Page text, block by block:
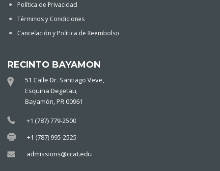
Política de Privacidad
Términos y Condiciones
Cancelación y Política de Reembolso
RECINTO BAYAMON
51 Calle Dr. Santiago Veve,
Esquina Degetau,
Bayamón, PR 00961
+1 (787) 779-2500
+1 (787) 995-2525
admissions@ccat.edu